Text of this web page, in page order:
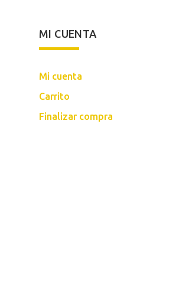
MI CUENTA
Mi cuenta
Carrito
Finalizar compra